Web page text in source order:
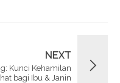
NEXT
Kunci Kehamilan
bagi Ibu & Janin